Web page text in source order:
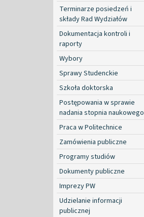
Terminarze posiedzeń i
składy Rad Wydziałów
Dokumentacja kontroli i
raporty
Wybory
Sprawy Studenckie
Szkoła doktorska
Postępowania w sprawie
nadania stopnia naukowego
Praca w Politechnice
Zamówienia publiczne
Programy studiów
Dokumenty publiczne
Imprezy PW
Udzielanie informacji
publicznej